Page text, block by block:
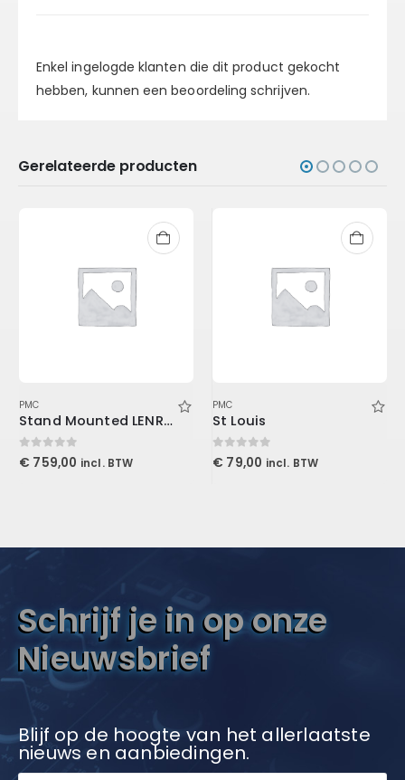
Enkel ingelogde klanten die dit product gekocht
hebben, kunnen een beoordeling schrijven.
Gerelateerde producten
PMC
Stand Mounted LENRD Bass Trap, 4-Pack 30x30x121cm
0out of 5
€ 759,00 incl. BTW
PMC
St Louis
0out of 5
€ 79,00 incl. BTW
Schrijf je in op onze
Nieuwsbrief
Blijf op de hoogte van het allerlaatste
nieuws en aanbiedingen.